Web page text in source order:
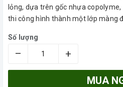
lỏng, dựa trên gốc nhựa
thi công hình thành một lớp màng
Số lượng
– +
MUA